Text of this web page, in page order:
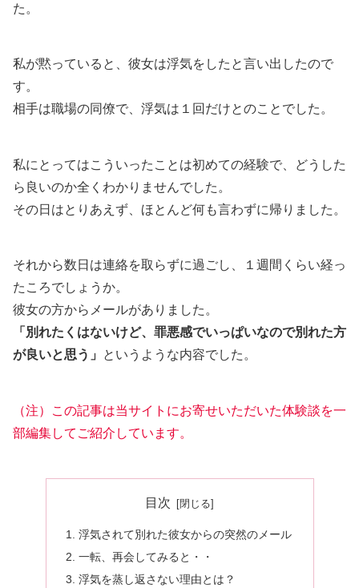
た。
私が黙っていると、彼女は浮気をしたと言い出したので
す。
相手は職場の同僚で、浮気は１回だけとのことでした。
私にとってはこういったことは初めての経験で、どうした
ら良いのか全くわかりませんでした。
その日はとりあえず、ほとんど何も言わずに帰りました。
それから数日は連絡を取らずに過ごし、１週間くらい経っ
たころでしょうか。
彼女の方からメールがありました。
「別れたくはないけど、罪悪感でいっぱいなので別れた方
が良いと思う」
というような内容でした。
（注）この記事は当サイトにお寄せいただいた体験談を一
部編集してご紹介しています。
目次
浮気されて別れた彼女からの突然のメール
一転、再会してみると・・
浮気を蒸し返さない理由とは？